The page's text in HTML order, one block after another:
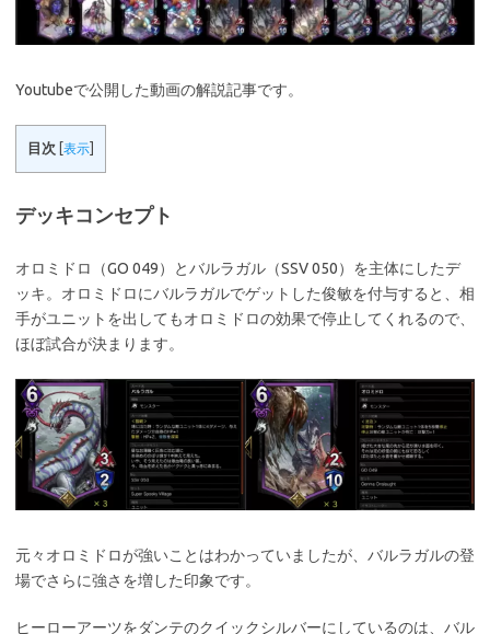
Youtubeで公開した動画の解説記事です。
目次 [表示
デッキコンセプト
オロミドロ（GO 049）とバルラガル（SSV 050）を主体にしたデ
ッキ。オロミドロにバルラガルでゲットした俊敏を付与すると、相
手がユニットを出してもオロミドロの効果で停止してくれるので、
ほぼ試合が決まります。
元々オロミドロが強いことはわかっていましたが、バルラガルの登
場でさらに強さを増した印象です。
ヒーローアーツをダンテのクイックシルバーにしているのは、バル